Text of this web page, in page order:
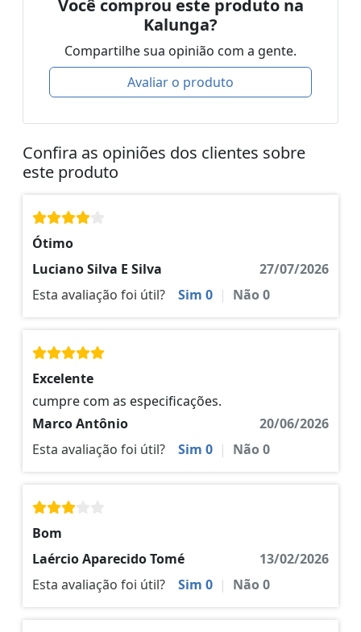
Você comprou este produto na
Kalunga?
Compartilhe sua opinião com a gente.
Avaliar o produto
Confira as opiniões dos clientes sobre
este produto
Ótimo
Luciano Silva E Silva
27/07/2026
Esta avaliação foi útil?
Sim 0 | Não0
Excelente
cumpre com as especificações.
Marco Antônio
20/06/2026
Esta avaliação foi útil?
Sim 0 | Não0
Bom
Laércio Aparecido Tomé
13/02/2026
Esta avaliação foi útil?
Sim 0 | Não0